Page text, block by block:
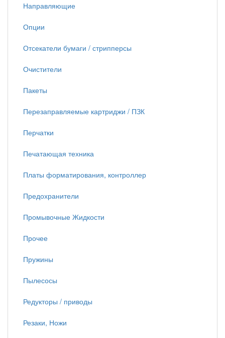
Направляющие
Опции
Отсекатели бумаги / стрипперсы
Очистители
Пакеты
Перезаправляемые картриджи / ПЗК
Перчатки
Печатающая техника
Платы форматирования, контроллер
Предохранители
Промывочные Жидкости
Прочее
Пружины
Пылесосы
Редукторы / приводы
Резаки, Ножи